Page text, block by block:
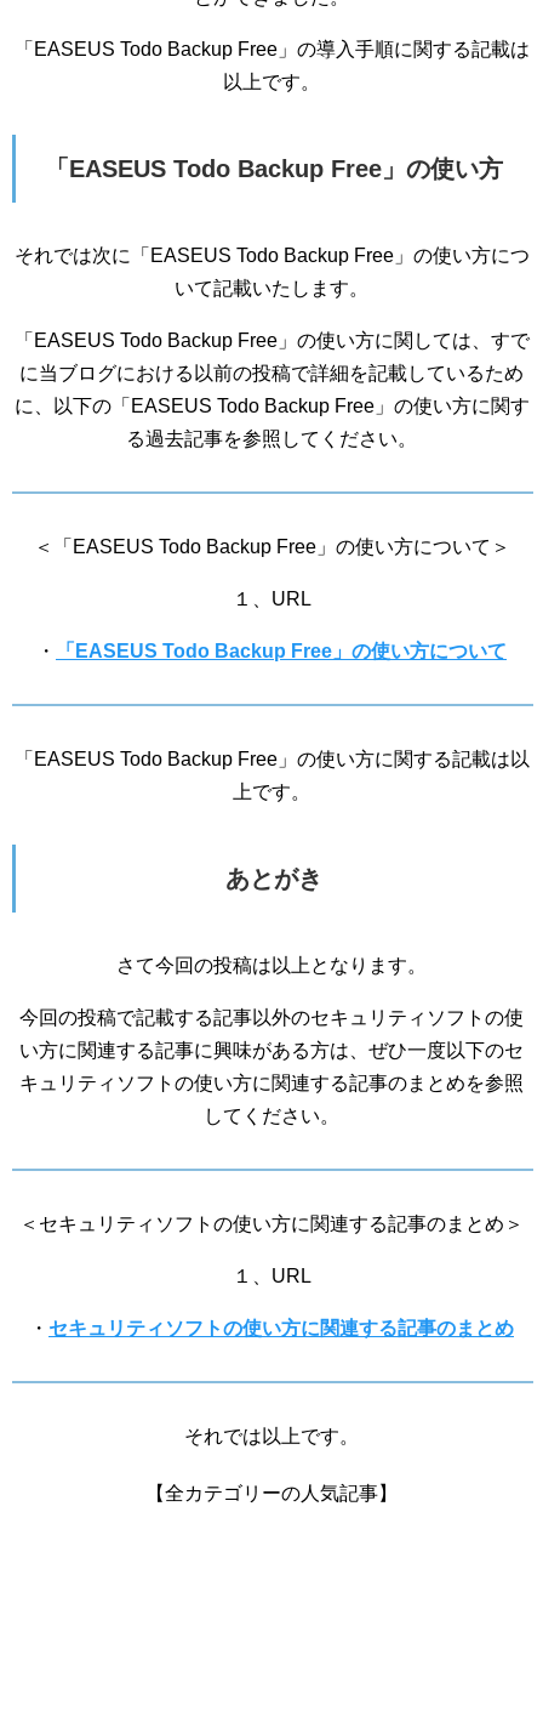
「EASEUS Todo Backup Free」の導入手順に関する記載は
以上です。
「EASEUS Todo Backup Free」の使い方
それでは次に「EASEUS Todo Backup Free」の使い方につ
いて記載いたします。
「EASEUS Todo Backup Free」の使い方に関しては、すで
に当ブログにおける以前の投稿で詳細を記載しているため
に、以下の「EASEUS Todo Backup Free」の使い方に関す
る過去記事を参照してください。
＜「EASEUS Todo Backup Free」の使い方について＞
１、URL
・ 「EASEUS Todo Backup Free」の使い方について
「EASEUS Todo Backup Free」の使い方に関する記載は以
上です。
あとがき
さて今回の投稿は以上となります。
今回の投稿で記載する記事以外のセキュリティソフトの使
い方に関連する記事に興味がある方は、ぜひ一度以下のセ
キュリティソフトの使い方に関連する記事のまとめを参照
してください。
＜セキュリティソフトの使い方に関連する記事のまとめ＞
１、URL
・ セキュリティソフトの使い方に関連する記事のまとめ
それでは以上です。
【全カテゴリーの人気記事】